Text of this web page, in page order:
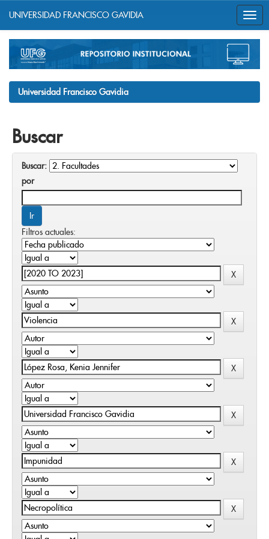
navigation
UNIVERSIDAD FRANCISCO GAVIDIA
Universidad Francisco Gavidia
Buscar
Buscar:
por
Filtros actuales: